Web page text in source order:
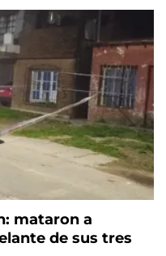
mataron a
de sus tres